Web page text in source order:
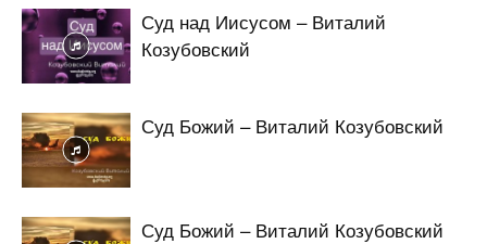
Суд над Иисусом – Виталий
Козубовский
Суд Божий – Виталий Козубовский
Суд Божий – Виталий Козубовский